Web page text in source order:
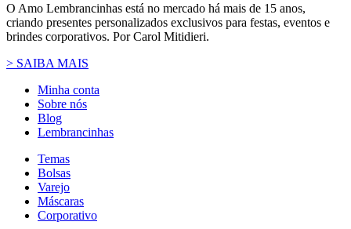
O Amo Lembrancinhas está no mercado há mais de 15 anos,
criando presentes personalizados exclusivos para festas, eventos e
brindes corporativos. Por Carol Mitidieri.
> SAIBA MAIS
Minha conta
Sobre nós
Blog
Lembrancinhas
Temas
Bolsas
Varejo
Máscaras
Corporativo